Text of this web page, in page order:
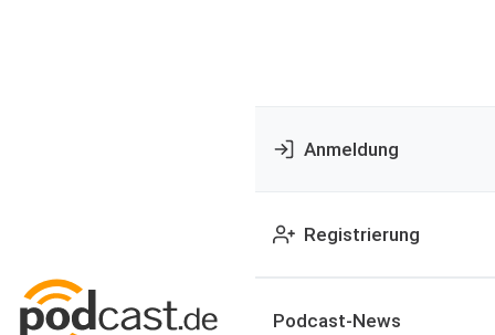
Anmeldung
Registrierung
Podcast-News